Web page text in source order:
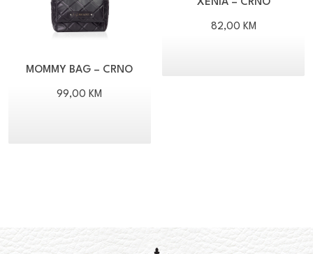
MOMMY BAG – CRNO
99,00 KM
XENIA – CRNO
82,00 KM